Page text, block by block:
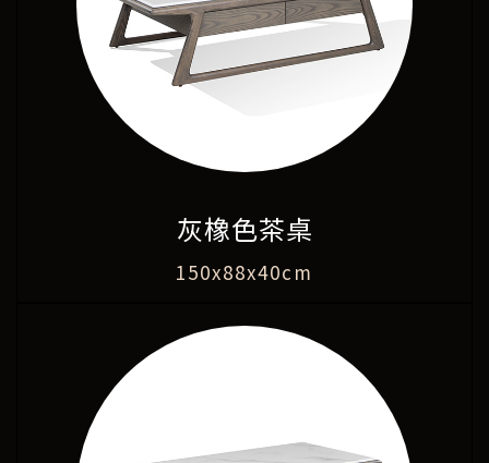
灰橡色茶桌
150x88x40cm